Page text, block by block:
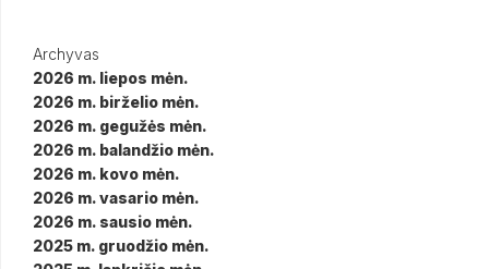
Archyvas
2026 m. liepos mėn.
2026 m. birželio mėn.
2026 m. gegužės mėn.
2026 m. balandžio mėn.
2026 m. kovo mėn.
2026 m. vasario mėn.
2026 m. sausio mėn.
2025 m. gruodžio mėn.